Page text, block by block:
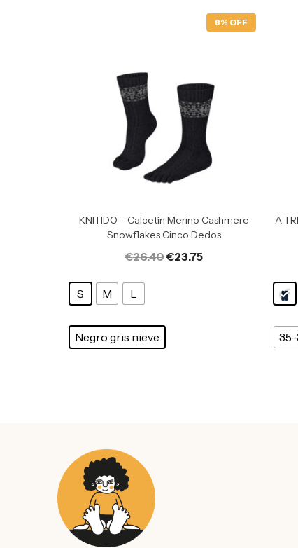
8% OFF
KNITIDO – Calcetín Merino Cashmere
Snowflakes Cinco Dedos
€26.40€23.75
S M L
Negro gris nieve
A